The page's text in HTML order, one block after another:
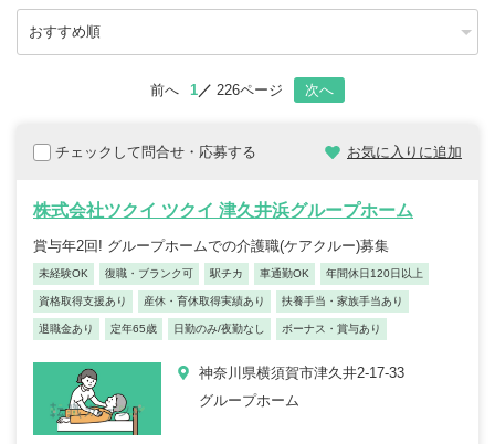
前へ 1 226ページ 次へ
チェックして問合せ・応募する お気に入りに追加
株式会社ツクイ ツクイ 津久井浜グループホーム
賞与年2回! グループホームでの介護職(ケアクルー)募集
未経験OK 復職・ブランク可 駅チカ 車通勤OK 年間休日120日以上
資格取得支援あり 産休・育休取得実績あり 扶養手当・家族手当あり
退職金あり 定年65歳 日勤のみ/夜勤なし ボーナス・賞与あり
神奈川県横須賀市津久井2-17-33
グループホーム